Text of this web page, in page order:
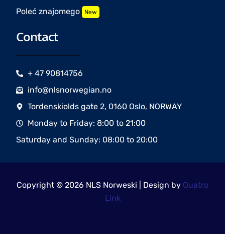
Poleć znajomego New
Contact
+ 47 90814756
info@nlsnorwegian.no
Tordenskiolds gate 2, 0160 Oslo, NORWAY
Monday to Friday: 8:00 to 21:00
Saturday and Sunday: 08:00 to 20:00
Copyright © 2026 NLS Norweski | Design by Quatro
Link